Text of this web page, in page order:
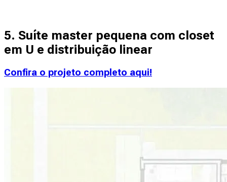
5. Suíte master pequena com closet
em U e distribuição linear
Confira o projeto completo aqui!